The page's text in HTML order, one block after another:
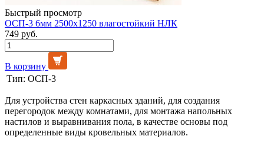
Быстрый просмотр
ОСП-3 6мм 2500х1250 влагостойкий НЛК
749 руб.
В корзину
Тип: ОСП-3
Для устройства стен каркасных зданий, для создания
перегородок между комнатами, для монтажа напольных
настилов и выравнивания пола, в качестве основы под
определенные виды кровельных материалов.